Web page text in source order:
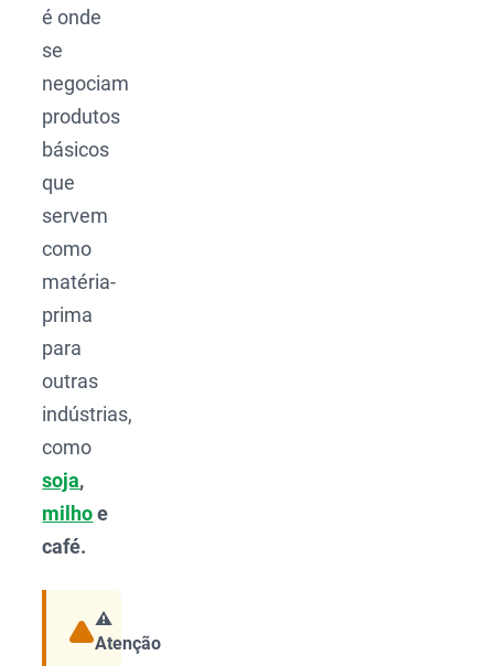
é onde
se
negociam
produtos
básicos
que
servem
como
matéria-
prima
para
outras
indústrias,
como
soja,
milhoe
café.
⚠️
Atenção